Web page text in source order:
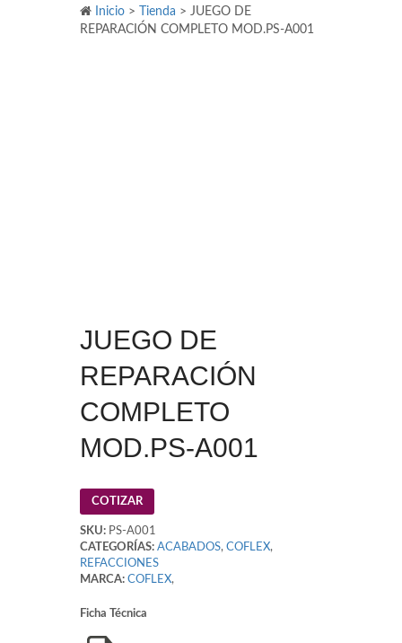
Inicio > Tienda > JUEGO DE
REPARACIÓN COMPLETO MOD.PS-A001
JUEGO DE
REPARACIÓN
COMPLETO
MOD.PS-A001
COTIZAR
SKU: PS-A001
CATEGORÍAS: ACABADOS, COFLEX,
REFACCIONES
MARCA: COFLEX,
Ficha Técnica